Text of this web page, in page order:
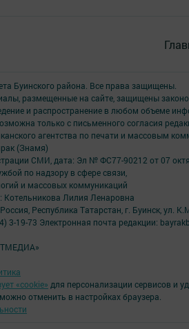
Буинского района. Все права защищены.
размещенные на сайте, защищены
и распространение в любом объеме
только с письменного согласия
агентства по печати и массовым
(Знамя)
СМИ, дата: Эл № ФС77-90212 от 07
по надзору в сфере связи,
и массовых коммуникаций
Котельникова Лилия Ленаровна
Республика Татарстан, г. Буинск, ул.
3-19-73 Электронная почта редакции:
«cookie» для персонализации сервисов и
отменить в настройках браузера.